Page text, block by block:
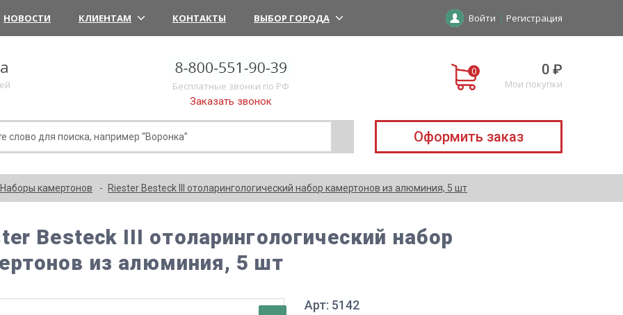
НОВОСТИ КЛИЕНТАМ КОНТАКТЫ ВЫБОР ГОРОДА Войти Регистрация
Бесплатные звонки по РФ
Заказать звонок
0 ₽
Мои покупки
Оформить заказ
Наборы камертонов Riester Besteck III отоларингологический набор камертонов из алюминия, 5 шт
Besteck III отоларингологический набор
из алюминия, 5 шт
Арт: 5142